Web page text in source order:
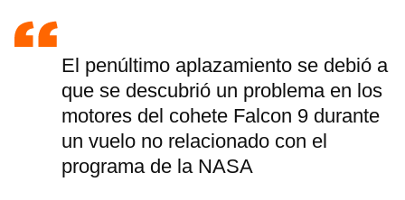
El penúltimo aplazamiento se debió a
que se descubrió un problema en los
motores del cohete Falcon 9 durante
un vuelo no relacionado con el
programa de la NASA